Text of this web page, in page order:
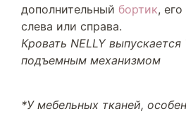
дополнительный бортик,
слева или справа.
Кровать NELLY
подъемным механизмом
*У мебельных тканей,